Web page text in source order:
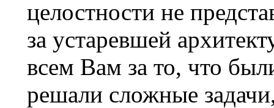
целостности не
за устаревшей
всем Вам за то, что
решали сложные